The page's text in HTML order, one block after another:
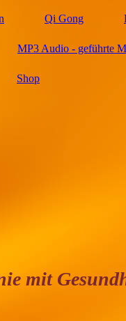
Qi Gong
MP3 Audio - geführte
Shop